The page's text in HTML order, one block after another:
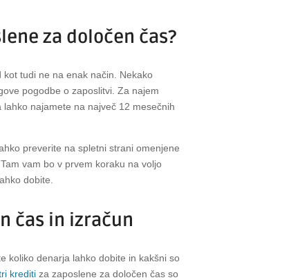
za določen čas?
tudi ne na enak način. Nekako
pogodbe o zaposlitvi. Za najem
najamete na največ 12 mesečnih
preverite na spletni strani omenjene
vam bo v prvem koraku na voljo
dobite.
čas in izračun
koliko denarja lahko dobite in kakšni so
krediti za zaposlene za določen čas so